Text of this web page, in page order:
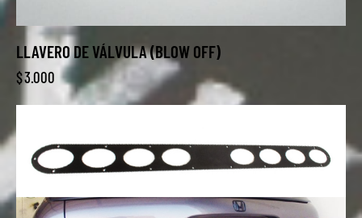
LLAVERO DE VÁLVULA (BLOW OFF)
$3.000